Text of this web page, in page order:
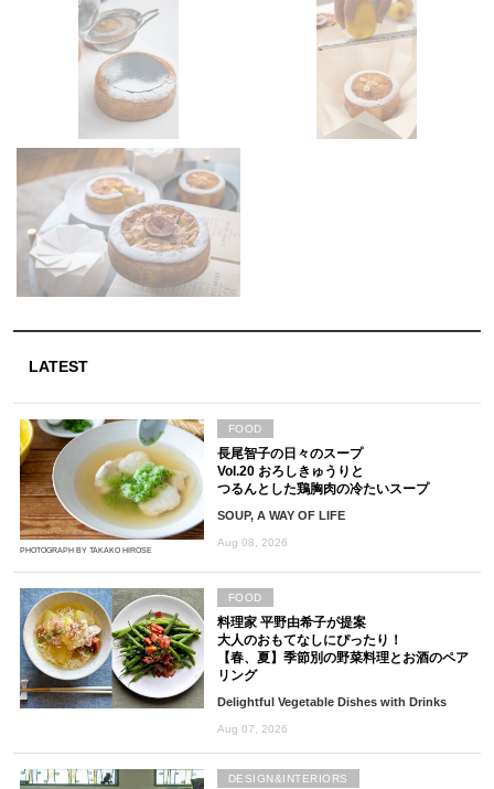
LATEST
PHOTOGRAPH BY TAKAKO HIROSE
長尾智子の日々のスープ
Vol.20 おろしきゅうりと
つるんとした鶏胸肉の冷たいスープ
SOUP, A WAY OF LIFE
Aug 08, 2026
FOOD
料理家 平野由希子が提案
大人のおもてなしにぴったり！
【春、夏】季節別の野菜料理とお酒のペア
リング
Delightful Vegetable Dishes with Drinks
Aug 07, 2026
FOOD
DESIGN&INTERIORS